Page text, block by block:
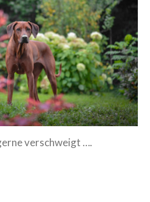
Wenn eine Oma lehrt….
Vier Wochen pures Leben…
Drei Wochen alt ….
Zwei Wochen alt
Eine Woche voller
Wunder
Willkommen, kleine
Wunder
verschweigt ….